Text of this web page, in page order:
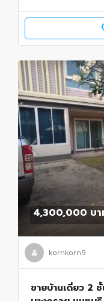
4,300,000 บา
kornkorn9
ขายบ้านเดี่ยว 2